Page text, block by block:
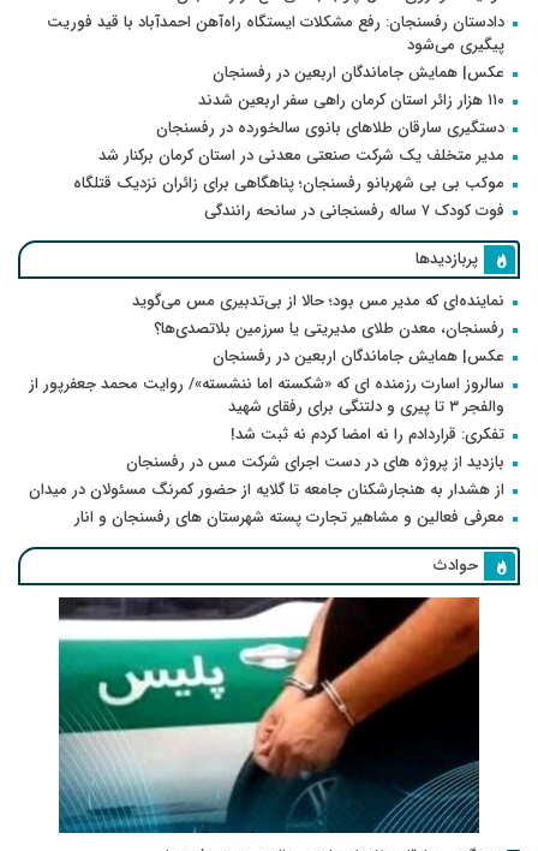
دادستان رفسنجان: رفع مشکلات ایستگاه راه‌آهن احمدآباد با قید فوریت
پیگیری می‌شود
عکس| همایش جاماندگان اربعین در رفسنجان
۱۱۰ هزار زائر استان کرمان راهی سفر اربعین شدند
دستگیری سارقان طلاهای بانوی سالخورده در رفسنجان
مدیر متخلف یک شرکت صنعتی معدنی در استان کرمان برکنار شد
موکب بی بی شهربانو رفسنجان؛ پناهگاهی برای زائران نزدیک قتلگاه
فوت کودک ۷ ساله رفسنجانی در سانحه رانندگی
پربازدیدها
نماینده‌ای که مدیر مس بود؛ حالا از بی‌تدبیری مس می‌گوید
رفسنجان، معدن طلای مدیریتی یا سرزمین بلاتصدی‌ها؟
عکس| همایش جاماندگان اربعین در رفسنجان
سالروز اسارت رزمنده ای که «شکسته اما ننشسته»/ روایت محمد جعفرپور از
والفجر ۳ تا پیری و دلتنگی برای رفقای شهید
تفکری: قراردادم را نه امضا کردم نه ثبت شد!
بازدید از پروژه های در دست اجرای شرکت مس در رفسنجان
از هشدار به هنجارشکنان جامعه تا گلایه از حضور کمرنگ مسئولان در میدان
معرفی فعالین و مشاهیر تجارت پسته شهرستان های رفسنجان و انار
حوادث